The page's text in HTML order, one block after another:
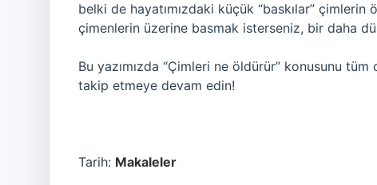
belki de hayatımızdaki küçük “baskılar”
çimenlerin üzerine basmak isterseniz, bir daha
Bu yazımızda “Çimleri ne öldürür” konusunu
takip etmeye devam edin!
Tarih: Makaleler